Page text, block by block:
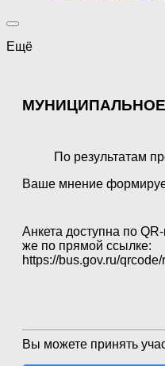
Ещё
МУНИЦИПАЛЬНОЕ
По результатам
Ваше мнение
Анкета доступна по QR-
же по прямой ссылке:
https://bus.gov.ru/
Вы можете принять